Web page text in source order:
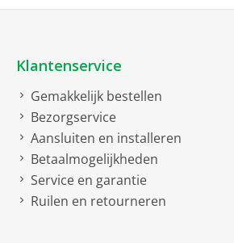
Klantenservice
Gemakkelijk bestellen
Bezorgservice
Aansluiten en installeren
Betaalmogelijkheden
Service en garantie
Ruilen en retourneren